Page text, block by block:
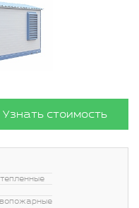
Узнать стоимость